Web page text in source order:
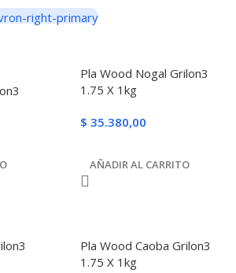
Pla Wood Nogal Grilon3
1.75 X 1kg
$ 35.380,00
AÑADIR AL CARRITO
Pla Wood Caoba Grilon3
1.75 X 1kg